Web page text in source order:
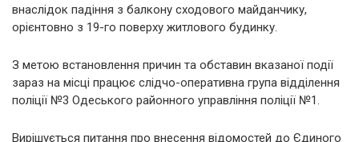
внаслідок падіння з балкону сходового майданчику,
орієнтовно з 19-го поверху житлового будинку.
З метою встановлення причин та обставин вказаної події
зараз на місці працює слідчо-оперативна група відділення
поліції №3 Одеського районного управління поліції №1.
Вирішується питання про внесення відомостей до Єдиного